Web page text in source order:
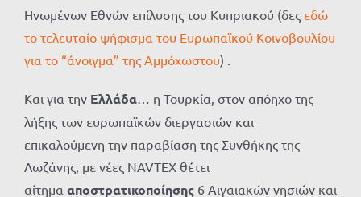
Ηνωμένων Εθνών επίλυσης του Κυπριακού (δες εδώ
το τελευταίο ψήφισμα του Ευρωπαϊκού Κοινοβουλίου
για το “άνοιγμα” της Αμμόχωστου) .
Και για την Ελλάδα… η Τουρκία, στον απόηχο της
λήξης των ευρωπαϊκών διεργασιών και
επικαλούμενη την παραβίαση της Συνθήκης της
Λωζάνης, με νέες NAVTEX θέτει
αίτημα αποστρατικοποίησης 6 Αιγαιακών νησιών και